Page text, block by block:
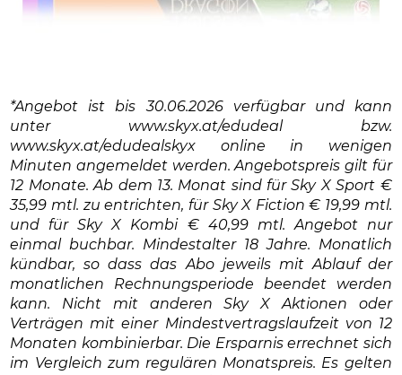
*Angebot ist bis 30.06.2026 verfügbar und kann
unter www.skyx.at/edudeal bzw.
www.skyx.at/edudealskyx online in wenigen
Minuten angemeldet werden. Angebotspreis gilt für
12 Monate. Ab dem 13. Monat sind für Sky X Sport €
35,99 mtl. zu entrichten, für Sky X Fiction € 19,99 mtl.
und für Sky X Kombi € 40,99 mtl. Angebot nur
einmal buchbar. Mindestalter 18 Jahre. Monatlich
kündbar, so dass das Abo jeweils mit Ablauf der
monatlichen Rechnungsperiode beendet werden
kann. Nicht mit anderen Sky X Aktionen oder
Verträgen mit einer Mindestvertragslaufzeit von 12
Monaten kombinierbar. Die Ersparnis errechnet sich
im Vergleich zum regulären Monatspreis. Es gelten